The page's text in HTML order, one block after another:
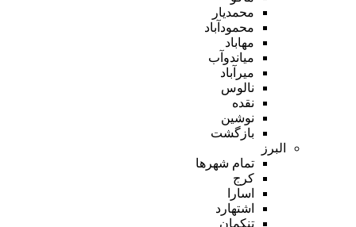
محمدیار
محمودآباد
مهاباد
میاندوآب
میرآباد
نالوس
نقده
نوشین
بازگشت
البرز
تمام شهر‌ها
کرج
اسارا
اشتهارد
تنکمان